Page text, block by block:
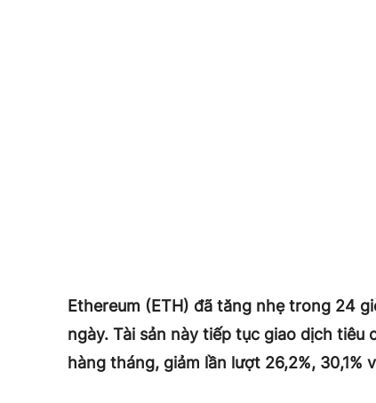
Ethereum (ETH) đã tăng nhẹ trong 24
ngày. Tài sản này tiếp tục giao dịch
hàng tháng, giảm lần lượt 26,2%, 30,1%